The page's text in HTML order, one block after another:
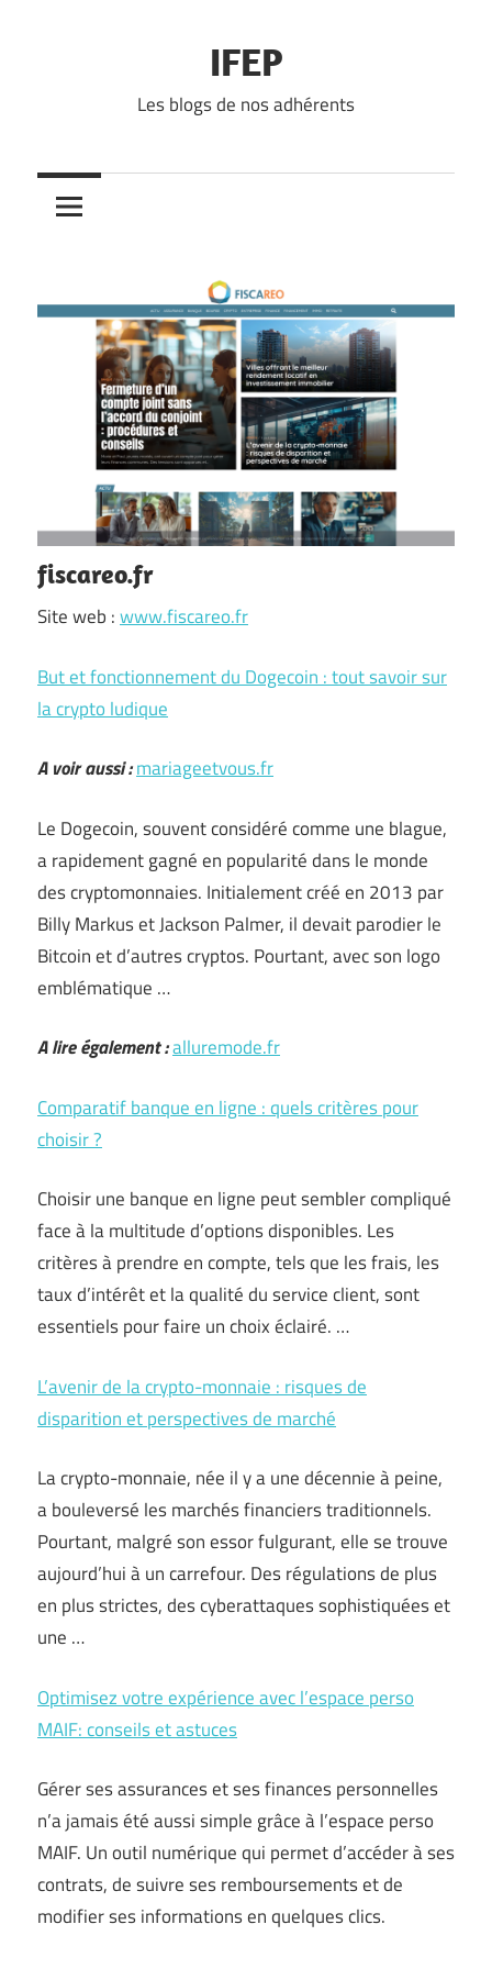
IFEP
Les blogs de nos adhérents
fiscareo.fr
Site web :www.fiscareo.fr
But et fonctionnement du Dogecoin : tout savoir sur
la crypto ludique
A voir aussi :mariageetvous.fr
Le Dogecoin, souvent considéré comme une blague,
a rapidement gagné en popularité dans le monde
des cryptomonnaies. Initialement créé en 2013 par
Billy Markus et Jackson Palmer, il devait parodier le
Bitcoin et d’autres cryptos. Pourtant, avec son logo
emblématique …
A lire également :alluremode.fr
Comparatif banque en ligne : quels critères pour
choisir ?
Choisir une banque en ligne peut sembler compliqué
face à la multitude d’options disponibles. Les
critères à prendre en compte, tels que les frais, les
taux d’intérêt et la qualité du service client, sont
essentiels pour faire un choix éclairé. …
L’avenir de la crypto-monnaie : risques de
disparition et perspectives de marché
La crypto-monnaie, née il y a une décennie à peine,
a bouleversé les marchés financiers traditionnels.
Pourtant, malgré son essor fulgurant, elle se trouve
aujourd’hui à un carrefour. Des régulations de plus
en plus strictes, des cyberattaques sophistiquées et
une …
Optimisez votre expérience avec l’espace perso
MAIF: conseils et astuces
Gérer ses assurances et ses finances personnelles
n’a jamais été aussi simple grâce à l’espace perso
MAIF. Un outil numérique qui permet d’accéder à ses
contrats, de suivre ses remboursements et de
modifier ses informations en quelques clics.